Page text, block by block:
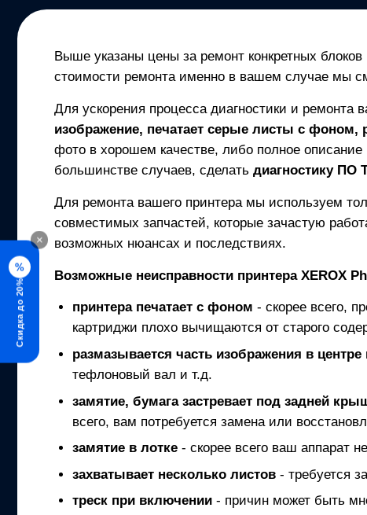
×
%
Скидка до 20%
Выше указаны цены за ремонт конкретных
стоимости ремонта именно в вашем случае мы
Для ускорения процесса диагностики и ремонта
изображение, печатает серые листы с фоном,
фото в хорошем качестве, либо полное
большинстве случаев, сделатьдиагностику
Для ремонта вашего принтера мы используем
совместимых запчастей, которые зачастую
возможных нюансах и последствиях.
Возможные неисправности принтера XEROX
принтерапечатает с фоном - скорее всего,
картриджи плохо вычищаются от старого
размазывается часть изображения в
тефлоновый вал и т.д.
замятие, бумага застревает под задней
всего, вам потребуется замена или
замятие в лотке- скорее всего ваш аппарат
захватывает несколько листов- требуется
треск при включении- причин может быть